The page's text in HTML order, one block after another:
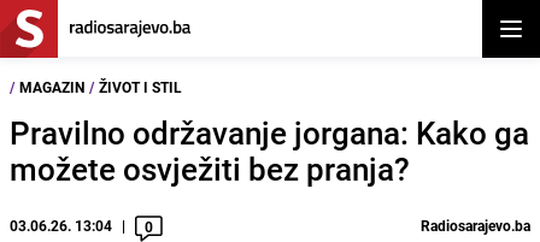
/ MAGAZIN / ŽIVOT I STIL
Pravilno održavanje jorgana: Kako ga
možete osvježiti bez pranja?
03.06.26. 13:04 0 Radiosarajevo.ba